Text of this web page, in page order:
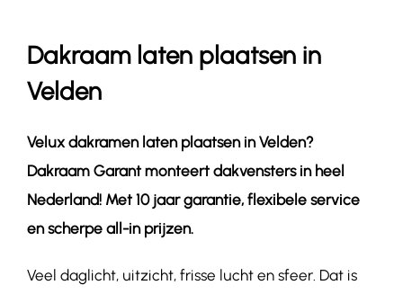
Contact
Dakraam laten plaatsen in
Velden
Velux dakramen laten plaatsen inVelden?
Dakraam Garant monteert dakvensters in heel
Nederland! Met 10 jaar garantie, flexibele service
en scherpe all-in prijzen.
Veel daglicht, uitzicht, frisse lucht en sfeer. Dat is